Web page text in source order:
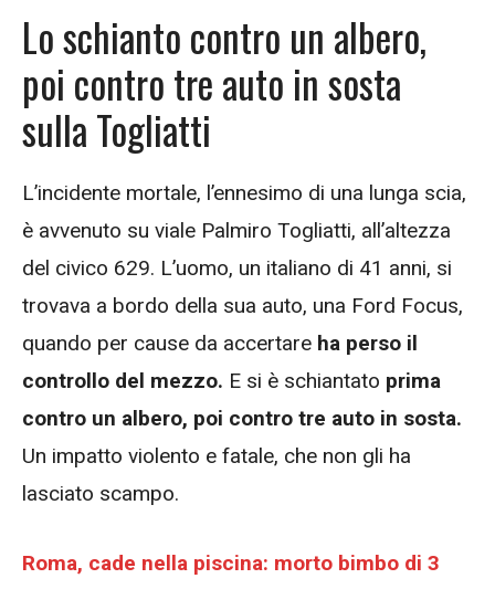
Lo schianto contro un albero,
poi contro tre auto in sosta
sulla Togliatti
L’incidente mortale, l’ennesimo di una lunga scia,
è avvenuto su viale Palmiro Togliatti, all’altezza
del civico 629. L’uomo, un italiano di 41 anni, si
trovava a bordo della sua auto, una Ford Focus,
quando per cause da accertare ha perso il
controllo del mezzo. E si è schiantato prima
contro un albero, poi contro tre auto in sosta.
Un impatto violento e fatale, che non gli ha
lasciato scampo.
Roma, cade nella piscina: morto bimbo di 3